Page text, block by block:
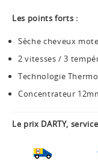
Les points forts :
Sèche cheveux
2 vitesses / 3
Technologie
Concentrateur
Le prix DARTY,